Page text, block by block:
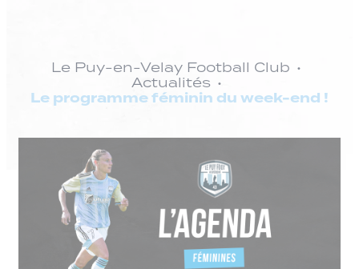
Le Puy-en-Velay Football Club
Actualités
Le programme féminin du week-end !